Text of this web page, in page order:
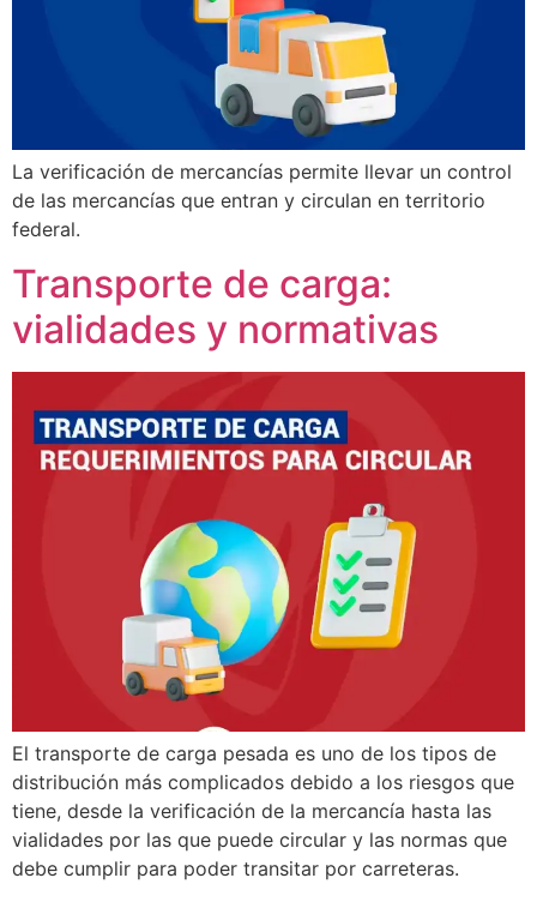
La verificación de mercancías permite llevar un control
de las mercancías que entran y circulan en territorio
federal.
Transporte de carga:
vialidades y normativas
El transporte de carga pesada es uno de los tipos de
distribución más complicados debido a los riesgos que
tiene, desde la verificación de la mercancía hasta las
vialidades por las que puede circular y las normas que
debe cumplir para poder transitar por carreteras.